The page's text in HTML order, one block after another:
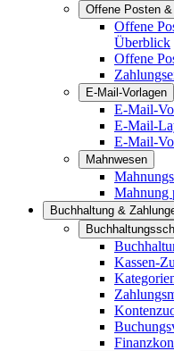
Offene Posten
Offene
Überblick
Offene
E-Mail-Vorlagen
E-Mail-
E-Mail-
E-Mail-
Mahnwesen
Mahnung
Buchhaltung &
Kassen-